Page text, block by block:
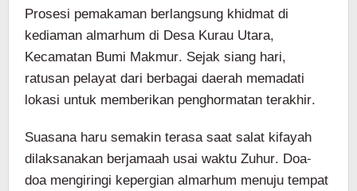
Prosesi pemakaman berlangsung khidmat di
kediaman almarhum di Desa Kurau Utara,
Kecamatan Bumi Makmur. Sejak siang hari,
ratusan pelayat dari berbagai daerah memadati
lokasi untuk memberikan penghormatan terakhir.
Suasana haru semakin terasa saat salat kifayah
dilaksanakan berjamaah usai waktu Zuhur. Doa-
doa mengiringi kepergian almarhum menuju tempat